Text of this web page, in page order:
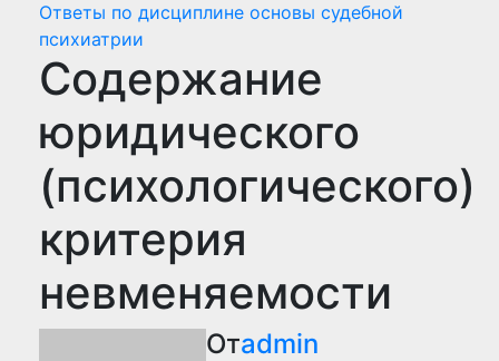
Ответы по дисциплине основы судебной
психиатрии
Содержание
юридического
(психологического)
критерия
невменяемости
Отadmin